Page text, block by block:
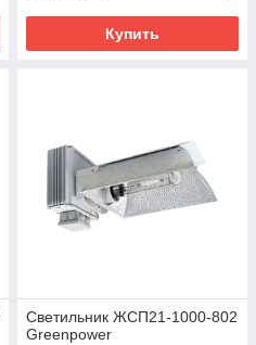
Купить
Светильник ЖСП21-1000-802
Greenpower